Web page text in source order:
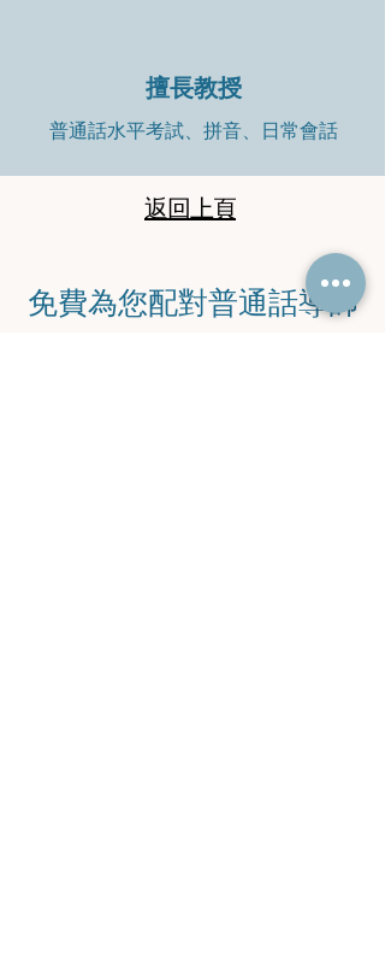
擅長教授
普通話水平考試、拼音、日常會話
返回上頁
​免費為您配對普通話導師